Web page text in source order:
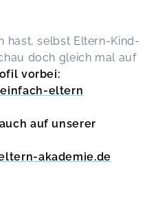
hast, selbst Eltern-Kind-
doch gleich mal auf
vorbei:
eltern
auf unserer
akademie.de